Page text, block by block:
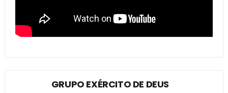
GRUPO EXÉRCITO DE DEUS